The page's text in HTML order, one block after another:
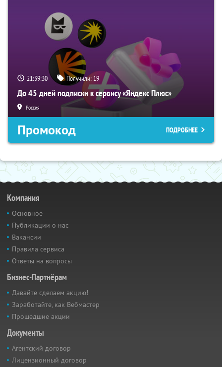
21:39:29 Получили: 19
До 45 дней подписки к сервису «Яндекс Плюс»
Россия
Промокод ПОДРОБНЕЕ
Компания
Основное
Публикации о нас
Вакансии
Правила сервиса
Ответы на вопросы
Бизнес-Партнёрам
Давайте сделаем акцию!
Заработайте, как Вебмастер
Прошедшие акции
Документы
Агентский договор
Лицензионный договор